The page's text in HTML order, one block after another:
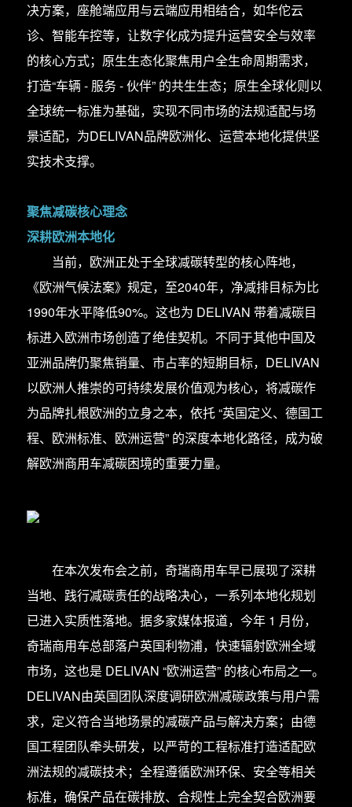
决方案，座舱端应用与云端应用相结合，如华佗云
诊、智能车控等，让数字化成为提升运营安全与效率
的核心方式；原生生态化聚焦用户全生命周期需求，
打造“车辆 - 服务 - 伙伴” 的共生生态；原生全球化则以
全球统一标准为基础，实现不同市场的法规适配与场
景适配，为DELIVAN品牌欧洲化、运营本地化提供坚
实技术支撑。
聚焦减碳核心理念
深耕欧洲本地化
当前，欧洲正处于全球减碳转型的核心阵地，
《欧洲气候法案》规定，至2040年，净减排目标为比
1990年水平降低90%‌‌。这也为 DELIVAN 带着减碳目
标进入欧洲市场创造了绝佳契机。不同于其他中国及
亚洲品牌仍聚焦销量、市占率的短期目标，DELIVAN
以欧洲人推崇的可持续发展价值观为核心，将减碳作
为品牌扎根欧洲的立身之本，依托 “英国定义、德国工
程、欧洲标准、欧洲运营” 的深度本地化路径，成为破
解欧洲商用车减碳困境的重要力量。
在本次发布会之前，奇瑞商用车早已展现了深耕
当地、践行减碳责任的战略决心，一系列本地化规划
已进入实质性落地。据多家媒体报道，今年 1 月份，
奇瑞商用车总部落户英国利物浦，快速辐射欧洲全域
市场，这也是 DELIVAN “欧洲运营” 的核心布局之一。
DELIVAN由英国团队深度调研欧洲减碳政策与用户需
求，定义符合当地场景的减碳产品与解决方案；由德
国工程团队牵头研发，以严苛的工程标准打造适配欧
洲法规的减碳技术；全程遵循欧洲环保、安全等相关
标准，确保产品在碳排放、合规性上完全契合欧洲要